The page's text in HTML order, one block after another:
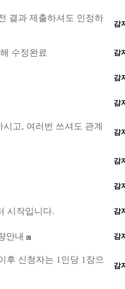
결과 제출하셔도 인정하
감
수정완료 감
감
감
고, 여러번 쓰셔도 관계
감
감
감
시작입니다. 감
안내 [1] 감
후 신청자는 1인당 1장으
감